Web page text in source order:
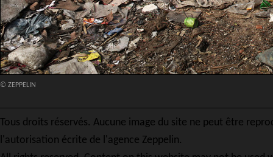
© ZEPPELIN
Tous droits réservés. Aucune image du site ne peut être
l'autorisation écrite de l'agence Zeppelin.